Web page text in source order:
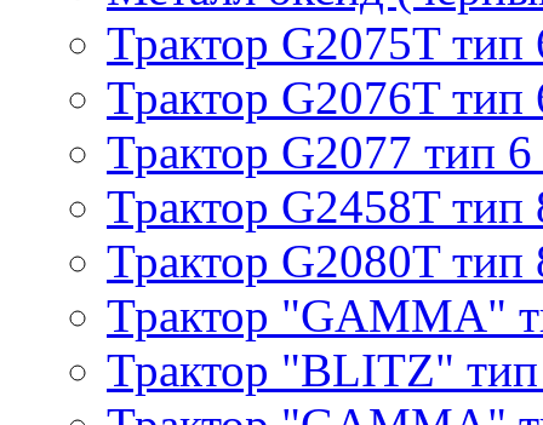
Трактор G2075T тип
Трактор G2076T тип
Трактор G2077 тип 6
Трактор G2458T тип
Трактор G2080T тип
Трактор "GAMMA"
Трактор "BLITZ"